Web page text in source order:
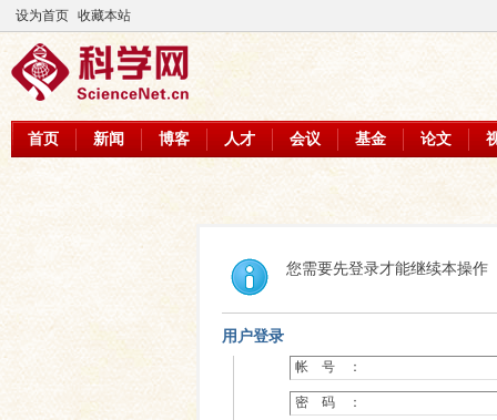
设为首页 收藏本站
首页 新闻 博客 人才 会议 基金 论文
您需要先登录才能继续本操作
用户登录
帐 号 ：
密 码 ：